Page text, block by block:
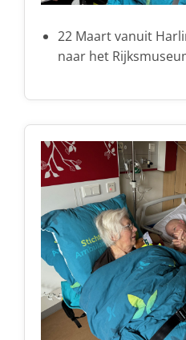
22 Maart vanuit
naar het